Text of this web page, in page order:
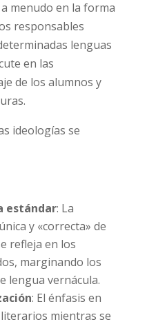
menudo en la forma
responsables
lenguas
en las
de los alumnos y
ideologías se
estándar: La
y «correcta» de
refleja en los
marginando los
lengua vernácula.
: El énfasis en
mientras se